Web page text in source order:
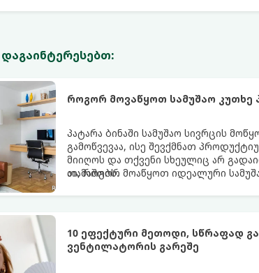
დაგაინტერესებთ:
როგორ მოვაწყოთ სამუშაო კუთხე
პატარა ბინაში სამუშაო სივრცის
გამოწვევაა, ისე შევქმნათ
მიიღოს და თქვენი სხეულიც არ
თამაშობს.
აი, როგორ მოაწყოთ იდეალური
10 ეფექტური მეთოდი, სწრაფად
ვენტილატორის გარეშე